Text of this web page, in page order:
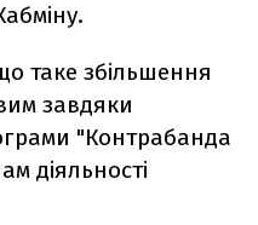
таке збільшення
завдяки
"Контрабанда
діяльності